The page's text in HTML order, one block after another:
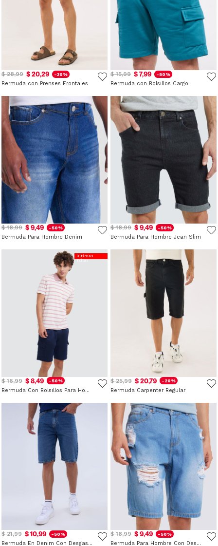
$ 28,99 $ 20,29 -30%
Bermuda con Prenses Frontales
$ 15,99 $ 7,99 -50%
Bermuda con Bolsillos Cargo
$ 18,99 $ 9,49 -50%
Bermuda Para Hombre Denim
$ 18,99 $ 9,49 -50%
Bermuda Para Hombre Jean Slim
Últimas
Tallas
$ 16,99 $ 8,49 -50%
Bermuda Con Bolsillos Para Hombre
$ 25,99 $ 20,79 -20%
Bermuda Carpenter Regular
$ 21,99 $ 10,99 -50%
Bermuda En Denim Con Desgastes
$ 18,99 $ 9,49 -50%
Bermuda Para Hombre Con Desgastes